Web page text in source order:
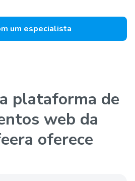
um especialista
plataforma de
web da
oferece